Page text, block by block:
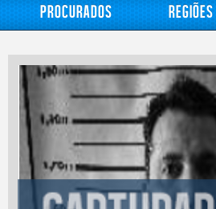
Procurados Regiões